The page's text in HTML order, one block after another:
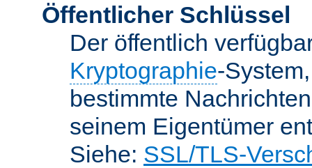
Öffentlicher Schlüssel
Der öffentlich
Kryptographie-
bestimmte
seinem Eigentümer
Siehe: SSL/TLS-